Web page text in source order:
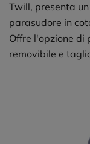
Twill, presenta
parasudore in
Offre l'opzione di
removibile e